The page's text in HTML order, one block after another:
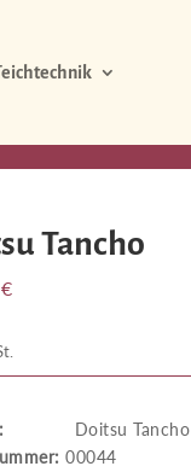
Tancho
€
Doitsu Tancho
00044